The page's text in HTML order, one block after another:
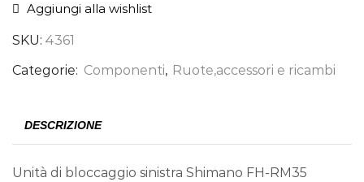
Aggiungi alla wishlist
SKU: 4361
Categorie: Componenti, Ruote,accessori e ricambi
DESCRIZIONE
Unità di bloccaggio sinistra Shimano FH-RM35